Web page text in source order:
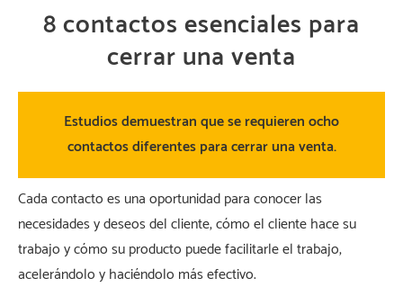
8 contactos esenciales para
cerrar una venta
Estudios demuestran que se requieren ocho
contactos diferentes para cerrar una venta.
Cada contacto es una oportunidad para conocer las
necesidades y deseos del cliente, cómo el cliente hace su
trabajo y cómo su producto puede facilitarle el trabajo,
acelerándolo y haciéndolo más efectivo.